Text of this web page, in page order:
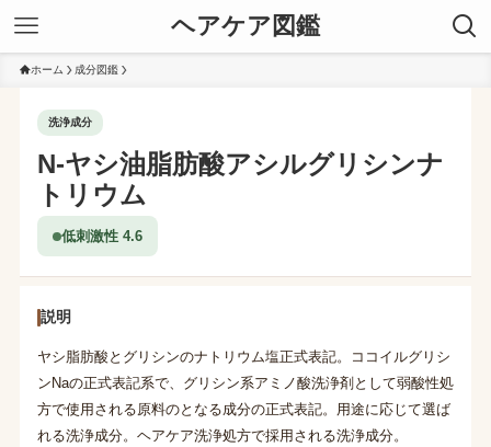
ヘアケア図鑑
ホーム 成分図鑑
洗浄成分
N-ヤシ油脂肪酸アシルグリシンナ
トリウム
低刺激性 4.6
説明
ヤシ脂肪酸とグリシンのナトリウム塩正式表記。ココイルグリシ
ンNaの正式表記系で、グリシン系アミノ酸洗浄剤として弱酸性処
方で使用される原料のとなる成分の正式表記。用途に応じて選ば
れる洗浄成分。ヘアケア洗浄処方で採用される洗浄成分。